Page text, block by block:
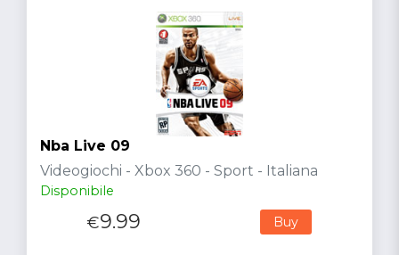
Nba Live 09
Videogiochi - Xbox 360 - Sport - Italiana
Disponibile
€9.99 Buy